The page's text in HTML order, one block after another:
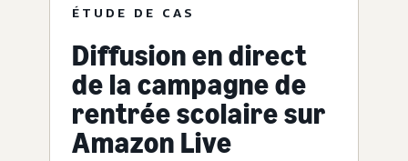
ÉTUDE DE CAS
Diffusion en direct
de la campagne de
rentrée scolaire sur
Amazon Live